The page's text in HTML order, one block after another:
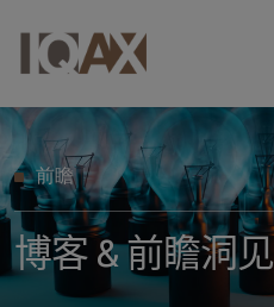
前瞻
博客 & 前瞻洞见